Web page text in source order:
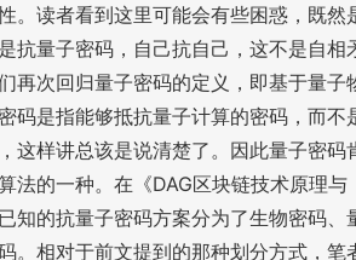
。读者看到这里可能会有些困惑，既然
抗量子密码，自己抗自己，这不是自相
再次回归量子密码的定义，即基于量子
码是指能够抵抗量子计算的密码，而不
这样讲总该是说清楚了。因此量子密码
法的一种。在《DAG区块链技术原理与
知的抗量子密码方案分为了生物密码、
。相对于前文提到的那种划分方式，笔